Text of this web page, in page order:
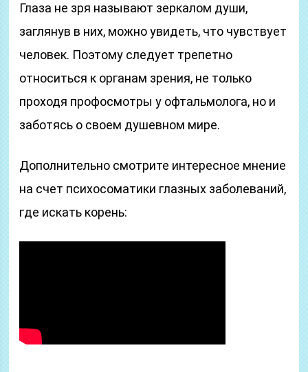
Глаза не зря называют зеркалом души,
заглянув в них, можно увидеть, что чувствует
человек. Поэтому следует трепетно
относиться к органам зрения, не только
проходя профосмотры у офтальмолога, но и
заботясь о своем душевном мире.
Дополнительно смотрите интересное мнение
на счет психосоматики глазных заболеваний,
где искать корень: